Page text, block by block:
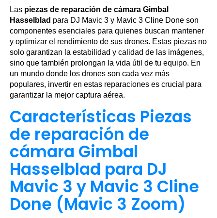
Las piezas de reparación de cámara Gimbal
Hasselblad para DJ Mavic 3 y Mavic 3 Cline Done son
componentes esenciales para quienes buscan mantener
y optimizar el rendimiento de sus drones. Estas piezas no
solo garantizan la estabilidad y calidad de las imágenes,
sino que también prolongan la vida útil de tu equipo. En
un mundo donde los drones son cada vez más
populares, invertir en estas reparaciones es crucial para
garantizar la mejor captura aérea.
Características Piezas
de reparación de
cámara Gimbal
Hasselblad para DJ
Mavic 3 y Mavic 3 Cline
Done (Mavic 3 Zoom)